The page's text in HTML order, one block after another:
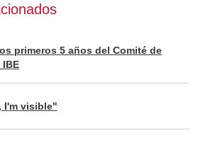
primeros 5 años del Comité de
I'm visible"